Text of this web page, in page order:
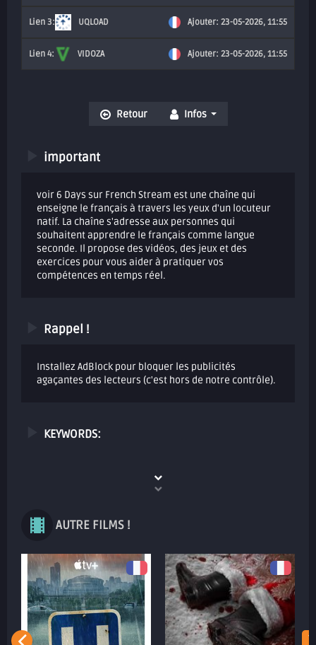
UQLOAD Ajouter: 23-05-2026, 11:55
VIDOZA Ajouter: 23-05-2026, 11:55
Retour Infos
important
voir 6 Days sur French Stream est une chaîne qui
enseigne le français à travers les yeux d'un locuteur
natif. La chaîne s'adresse aux personnes qui
souhaitent apprendre le français comme langue
seconde. Il propose des vidéos, des jeux et des
exercices pour vous aider à pratiquer vos
compétences en temps réel.
Rappel !
Installez AdBlock pour bloquer les publicités
agaçantes des lecteurs (c'est hors de notre contrôle).
KEYWORDS:
AUTRE FILMS !